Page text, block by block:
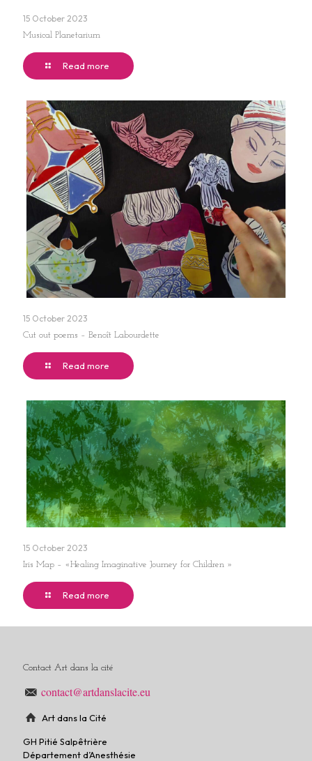
15 October 2023
Musical Planetarium
Read more
15 October 2023
Cut out poems – Benoît Labourdette
Read more
15 October 2023
Iris Map – «Healing Imaginative Journey for Children »
Read more
Contact Art dans la cité
contact@artdanslacite.eu
Art dans la Cité
GH Pitié Salpêtrière
Département d’Anesthésie